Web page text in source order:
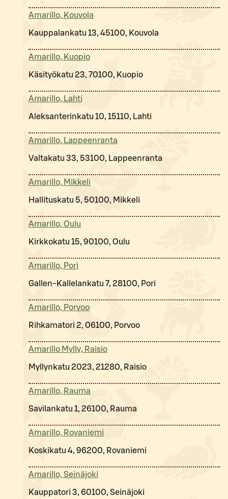
Amarillo, Kouvola
Kauppalankatu 13, 45100, Kouvola
Amarillo, Kuopio
Käsityökatu 23, 70100, Kuopio
Amarillo, Lahti
Aleksanterinkatu 10, 15110, Lahti
Amarillo, Lappeenranta
Valtakatu 33, 53100, Lappeenranta
Amarillo, Mikkeli
Hallituskatu 5, 50100, Mikkeli
Amarillo, Oulu
Kirkkokatu 15, 90100, Oulu
Amarillo, Pori
Gallen-Kallelankatu 7, 28100, Pori
Amarillo, Porvoo
Rihkamatori 2, 06100, Porvoo
Amarillo Mylly, Raisio
Myllynkatu 2023, 21280, Raisio
Amarillo, Rauma
Savilankatu 1, 26100, Rauma
Amarillo, Rovaniemi
Koskikatu 4, 96200, Rovaniemi
Amarillo, Seinäjoki
Kauppatori 3, 60100, Seinäjoki